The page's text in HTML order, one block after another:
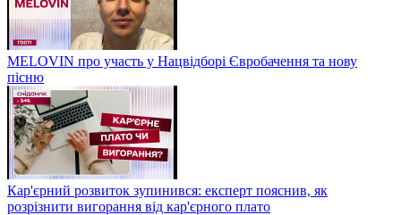
MELOVIN про участь у Нацвідборі Євробачення та нову
пісню
Кар'єрний розвиток зупинився: експерт пояснив, як
розрізнити вигорання від кар'єрного плато